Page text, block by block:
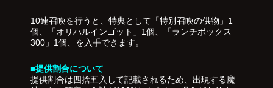
10連召喚を行うと、特典として「特別召喚の供物」1
個、「オリハルインゴット」1個、「ランチボックス
300」1個、を入手できます。
■提供割合について
提供割合は四捨五入して記載されるため、出現する魔